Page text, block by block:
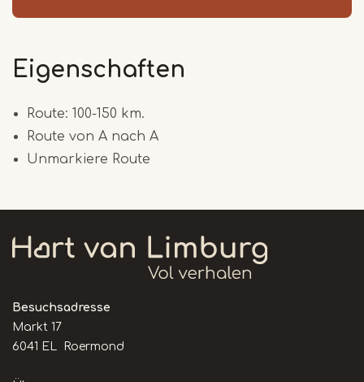
Eigenschaften
Route: 100-150 km.
Route von A nach A
Unmarkiere Route
Besuchsadresse
Markt 17
6041 EL Roermond